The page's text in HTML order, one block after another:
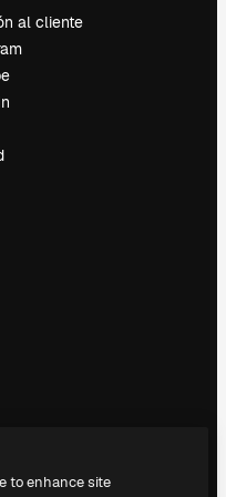
al cliente
to enhance site